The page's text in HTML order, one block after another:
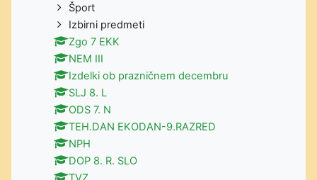
Šport
Izbirni predmeti
Zgo 7 EKK
NEM III
Izdelki ob prazničnem decembru
SLJ 8. L
ODS 7. N
TEH.DAN EKODAN-9.RAZRED
NPH
DOP 8. R. SLO